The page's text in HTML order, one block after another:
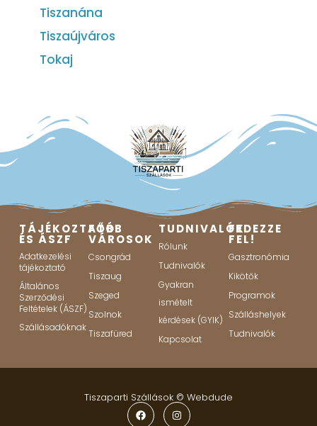
Tiszanána
Tiszaújváros
Tokaj
TÁJÉKOZTATÓ
ÉS ÁSZF
Adatkezelési
tájékoztató
Általános
Szerződési
Feltételek (ÁSZF)
Szállásadóknak
FŐBB
VÁROSOK
Csongrád
Tiszaug
Szeged
Szolnok
Tiszafüred
TUDNIVALÓK
Rólunk
Tudnivalók
Gyakran
ismételt
kérdések (GYIK)
Kapcsolat
FEDEZZE
FEL!
Gasztronómia
Kikötők
Programok
Szálláshelyek
Tudnivalók
Tiszaparti Szállások © Webdude